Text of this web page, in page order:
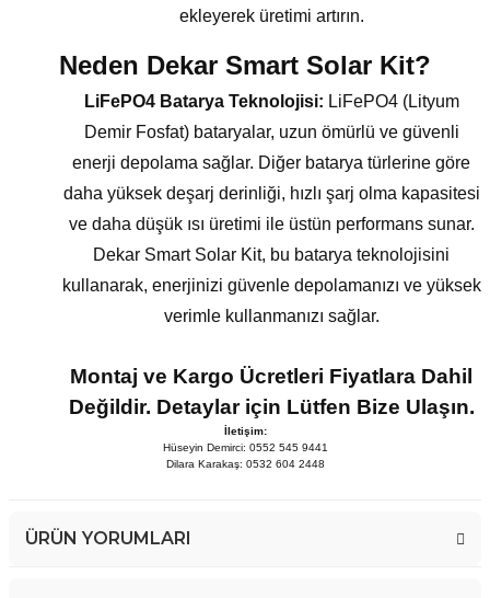
ekleyerek üretimi artırın.
Neden Dekar Smart Solar Kit?
LiFePO4 Batarya Teknolojisi: LiFePO4 (Lityum
Demir Fosfat) bataryalar, uzun ömürlü ve güvenli
enerji depolama sağlar. Diğer batarya türlerine göre
daha yüksek deşarj derinliği, hızlı şarj olma kapasitesi
ve daha düşük ısı üretimi ile üstün performans sunar.
Dekar Smart Solar Kit, bu batarya teknolojisini
kullanarak, enerjinizi güvenle depolamanızı ve yüksek
verimle kullanmanızı sağlar.
Montaj ve Kargo Ücretleri Fiyatlara Dahil
Değildir. Detaylar için Lütfen Bize Ulaşın.
İletişim:
Hüseyin Demirci: 0552 545 9441
Dilara Karakaş: 0532 604 2448
ÜRÜN YORUMLARI